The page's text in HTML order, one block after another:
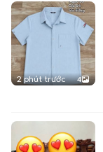
2 phút trước 4